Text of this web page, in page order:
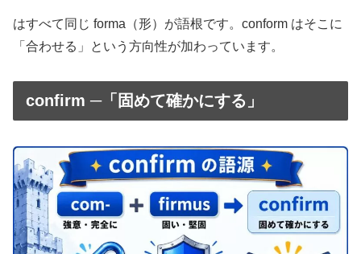
はすべて同じ forma（形）が語根です。conform はそこに
「合わせる」という方向性が加わっています。
confirm ─「固めて確かにする」